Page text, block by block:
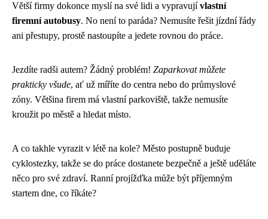
Větší firmy dokonce myslí na své lidi a vypravujívlastní
firemní autobusy. No není to paráda? Nemusíte řešit jízdní řády
ani přestupy, prostě nastoupíte a jedete rovnou do práce.
Jezdíte radši autem? Žádný problém! Zaparkovat můžete
prakticky všude, ať už míříte do centra nebo do průmyslové
zóny. Většina firem má vlastní parkoviště, takže nemusíte
kroužit po městě a hledat místo.
A co takhle vyrazit v létě na kole? Město postupně buduje
cyklostezky, takže se do práce dostanete bezpečně a ještě uděláte
něco pro své zdraví. Ranní projížďka může být příjemným
startem dne, co říkáte?